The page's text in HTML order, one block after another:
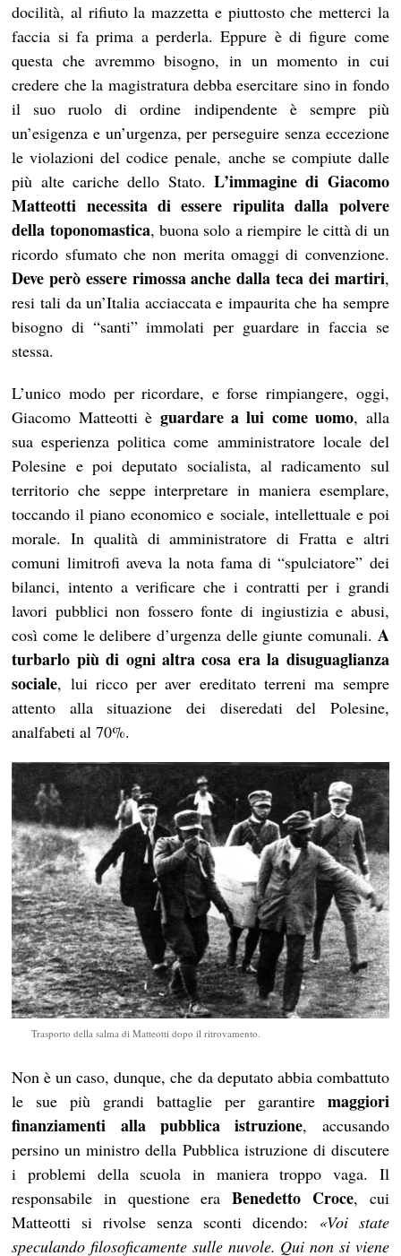
docilità, al rifiuto la mazzetta e piuttosto che metterci la
faccia si fa prima a perderla. Eppure è di figure come
questa che avremmo bisogno, in un momento in cui
credere che la magistratura debba esercitare sino in fondo
il suo ruolo di ordine indipendente è sempre più
un’esigenza e un’urgenza, per perseguire senza eccezione
le violazioni del codice penale, anche se compiute dalle
più alte cariche dello Stato. L’immagine di Giacomo
Matteotti necessita di essere ripulita dalla polvere
della toponomastica, buona solo a riempire le città di un
ricordo sfumato che non merita omaggi di convenzione.
Deve però essere rimossa anche dalla teca dei martiri,
resi tali da un’Italia acciaccata e impaurita che ha sempre
bisogno di “santi” immolati per guardare in faccia se
stessa.
L’unico modo per ricordare, e forse rimpiangere, oggi,
Giacomo Matteotti è guardare a lui come uomo, alla
sua esperienza politica come amministratore locale del
Polesine e poi deputato socialista, al radicamento sul
territorio che seppe interpretare in maniera esemplare,
toccando il piano economico e sociale, intellettuale e poi
morale. In qualità di amministratore di Fratta e altri
comuni limitrofi aveva la nota fama di “spulciatore” dei
bilanci, intento a verificare che i contratti per i grandi
lavori pubblici non fossero fonte di ingiustizia e abusi,
così come le delibere d’urgenza delle giunte comunali. A
turbarlo più di ogni altra cosa era la disuguaglianza
sociale, lui ricco per aver ereditato terreni ma sempre
attento alla situazione dei diseredati del Polesine,
analfabeti al 70%.
Trasporto della salma di Matteotti dopo il ritrovamento.
Non è un caso, dunque, che da deputato abbia combattuto
le sue più grandi battaglie per garantire maggiori
finanziamenti alla pubblica istruzione, accusando
persino un ministro della Pubblica istruzione di discutere
i problemi della scuola in maniera troppo vaga. Il
responsabile in questione eraBenedetto Croce, cui
Matteotti si rivolse senza sconti dicendo: «Voi state
speculando filosoficamente sulle nuvole. Qui non si viene